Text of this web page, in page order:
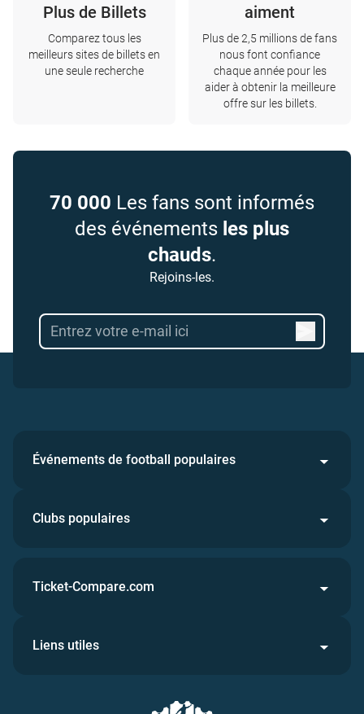
Plus de Billets
Comparez tous les
meilleurs sites de billets en
une seule recherche
aiment
Plus de 2,5 millions de fans
nous font confiance
chaque année pour les
aider à obtenir la meilleure
offre sur les billets.
70 000 Les fans sont informés
des événements les plus
chauds.
Rejoins-les.
Événements de football populaires
Clubs populaires
Ticket-Compare.com
Liens utiles